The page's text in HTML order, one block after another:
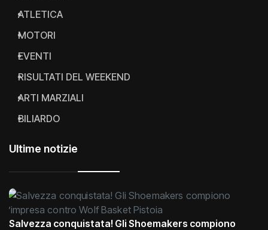
ATLETICA
MOTORI
EVENTI
RISULTATI DEL WEEKEND
ARTI MARZIALI
BILIARDO
Ultime notizie
Salvezza conquistata! Gli Shoemakers compiono